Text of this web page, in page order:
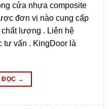
cửa nhựa composite
đơn vị nào cung cấp
lượng . Liên hệ
tư vấn . KingDoor là
ĐỌC →